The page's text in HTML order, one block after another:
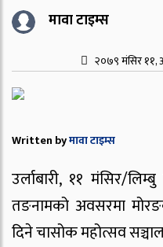
मावा टाइम्स
२०७९ मंसिर ११,
Written byमावा टाइम्स
उर्लाबारी, ११ मंसिर/
तङनामको अवसरमा
दिने चासोक महोत्सव